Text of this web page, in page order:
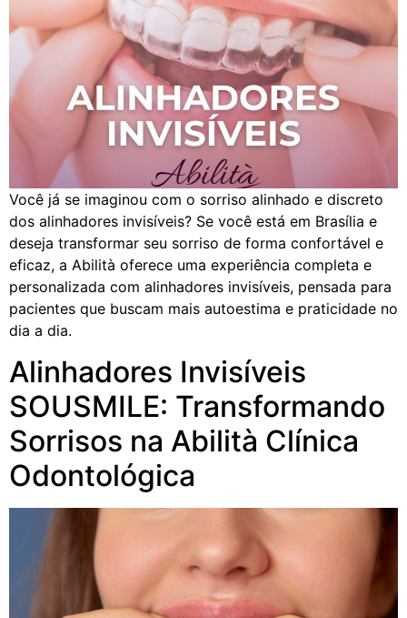
Você já se imaginou com o sorriso alinhado e discreto
dos alinhadores invisíveis? Se você está em Brasília e
deseja transformar seu sorriso de forma confortável e
eficaz, a Abilità oferece uma experiência completa e
personalizada com alinhadores invisíveis, pensada para
pacientes que buscam mais autoestima e praticidade no
dia a dia.
Alinhadores Invisíveis
SOUSMILE: Transformando
Sorrisos na Abilità Clínica
Odontológica